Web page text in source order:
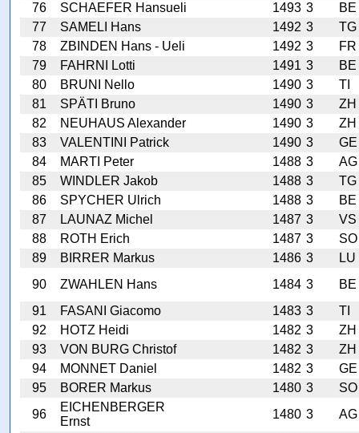
76
SCHAEFER Hansueli 1493 3
BE
77
SAMELI Hans 1492 3
TG
78
ZBINDEN Hans - Ueli 1492 3
FR
79
FAHRNI Lotti 1491 3
BE
80
BRUNI Nello 1490 3
TI
81
SPÄTI Bruno 1490 3
ZH
82
NEUHAUS Alexander 1490 3
ZH
83
VALENTINI Patrick 1490 3
GE
84
MARTI Peter 1488 3
AG
85
WINDLER Jakob 1488 3
TG
86
SPYCHER Ulrich 1488 3
BE
87
LAUNAZ Michel 1487 3
VS
88
ROTH Erich 1487 3
SO
89
BIRRER Markus 1486 3
LU
90
ZWAHLEN Hans 1484 3
BE
91
FASANI Giacomo 1483 3
TI
92
HOTZ Heidi 1482 3
ZH
93
VON BURG Christof 1482 3
ZH
94
MONNET Daniel 1482 3
GE
95
BORER Markus 1480 3
SO
96
EICHENBERGER
Ernst
1480 3
AG